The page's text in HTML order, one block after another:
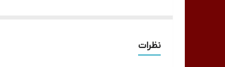
نظرات